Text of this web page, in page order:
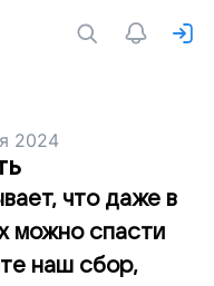
2024
что даже в
можно спасти
наш сбор,